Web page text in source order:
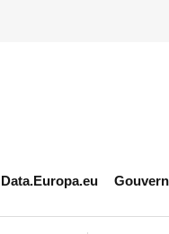
de data.public.lu
Data.Europa.eu